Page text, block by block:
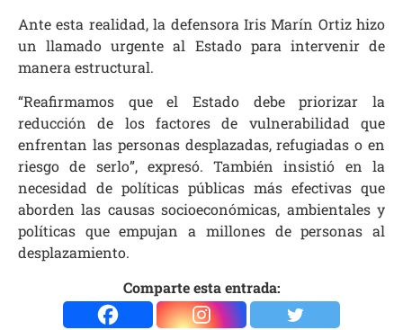
Ante esta realidad, la defensora Iris Marín Ortiz hizo
un llamado urgente al Estado para intervenir de
manera estructural.
“Reafirmamos que el Estado debe priorizar la
reducción de los factores de vulnerabilidad que
enfrentan las personas desplazadas, refugiadas o en
riesgo de serlo”, expresó. También insistió en la
necesidad de políticas públicas más efectivas que
aborden las causas socioeconómicas, ambientales y
políticas que empujan a millones de personas al
desplazamiento.
Comparte esta entrada: